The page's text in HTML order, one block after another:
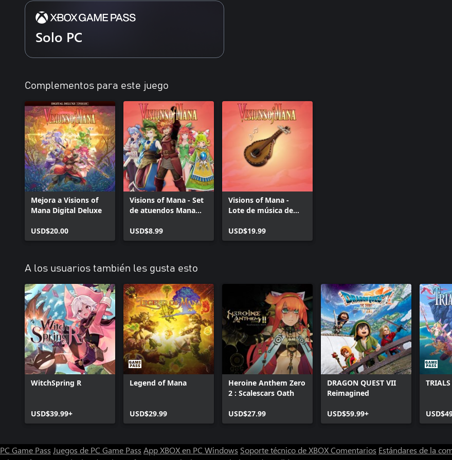
Solo PC
Complementos para este juego
Mejora a Visions of
Mana Digital Deluxe
USD$20.00
Visions of Mana - Set
de atuendos Mana
USD$8.99
Visions of Mana -
Lote de música de
BGM
USD$19.99
A los usuarios también les gusta esto
WitchSpring R
USD$39.99+
Legend of Mana
USD$29.99
Heroine Anthem Zero
2 : Scalescars Oath
USD$27.99
DRAGON QUEST VII
Reimagined
USD$59.99+
PC Game Pass Juegos de PC Game Pass App XBOX en PC Windows Soporte técnico de XBOXComentarios Estándares de la